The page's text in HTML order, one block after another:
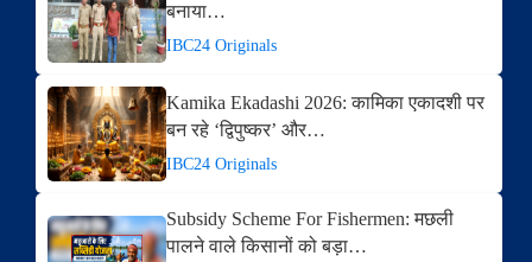
बनाया…
IBC24 Originals
Kamika Ekadashi 2026: कामिका एकादशी पर
बन रहे ‘द्विपुष्कर’ और…
IBC24 Originals
Subsidy Scheme For Fishermen: मछली
पालने वाले किसानों को बड़ा…